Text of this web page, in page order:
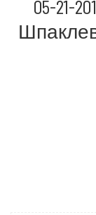
05-21-